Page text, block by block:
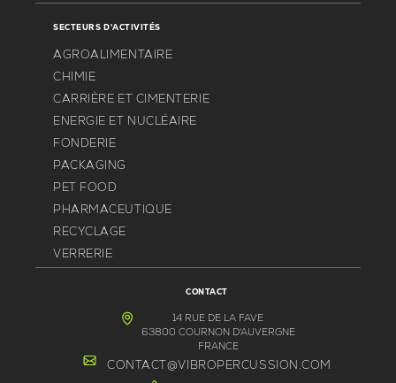
SECTEURS D'ACTIVITÉS
AGROALIMENTAIRE
CHIMIE
CARRIÈRE ET CIMENTERIE
ENERGIE ET NUCLÉAIRE
FONDERIE
PACKAGING
PET FOOD
PHARMACEUTIQUE
RECYCLAGE
VERRERIE
CONTACT
14 RUE DE LA FAVE
63800 COURNON D'AUVERGNE
FRANCE
CONTACT@VIBROPERCUSSION.COM